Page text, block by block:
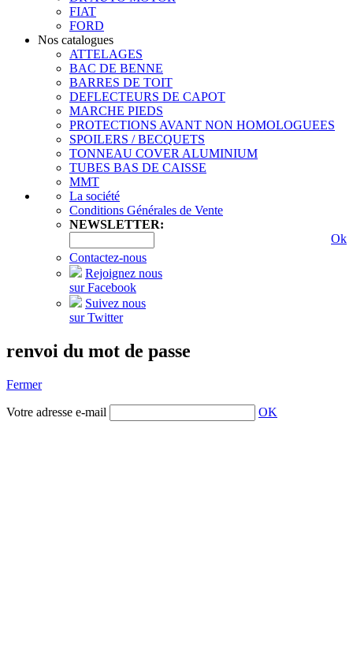
FIAT
FORD
Nos catalogues
ATTELAGES
BAC DE BENNE
BARRES DE TOIT
DEFLECTEURS DE CAPOT
MARCHE PIEDS
PROTECTIONS AVANT NON HOMOLOGUEES
SPOILERS / BECQUETS
TONNEAU COVER ALUMINIUM
TUBES BAS DE CAISSE
MMT
La société
Conditions Générales de Vente
NEWSLETTER:
Ok
Contactez-nous
Rejoignez nous
sur Facebook
Suivez nous
sur Twitter
renvoi du mot de passe
Fermer
Votre adresse e-mail OK